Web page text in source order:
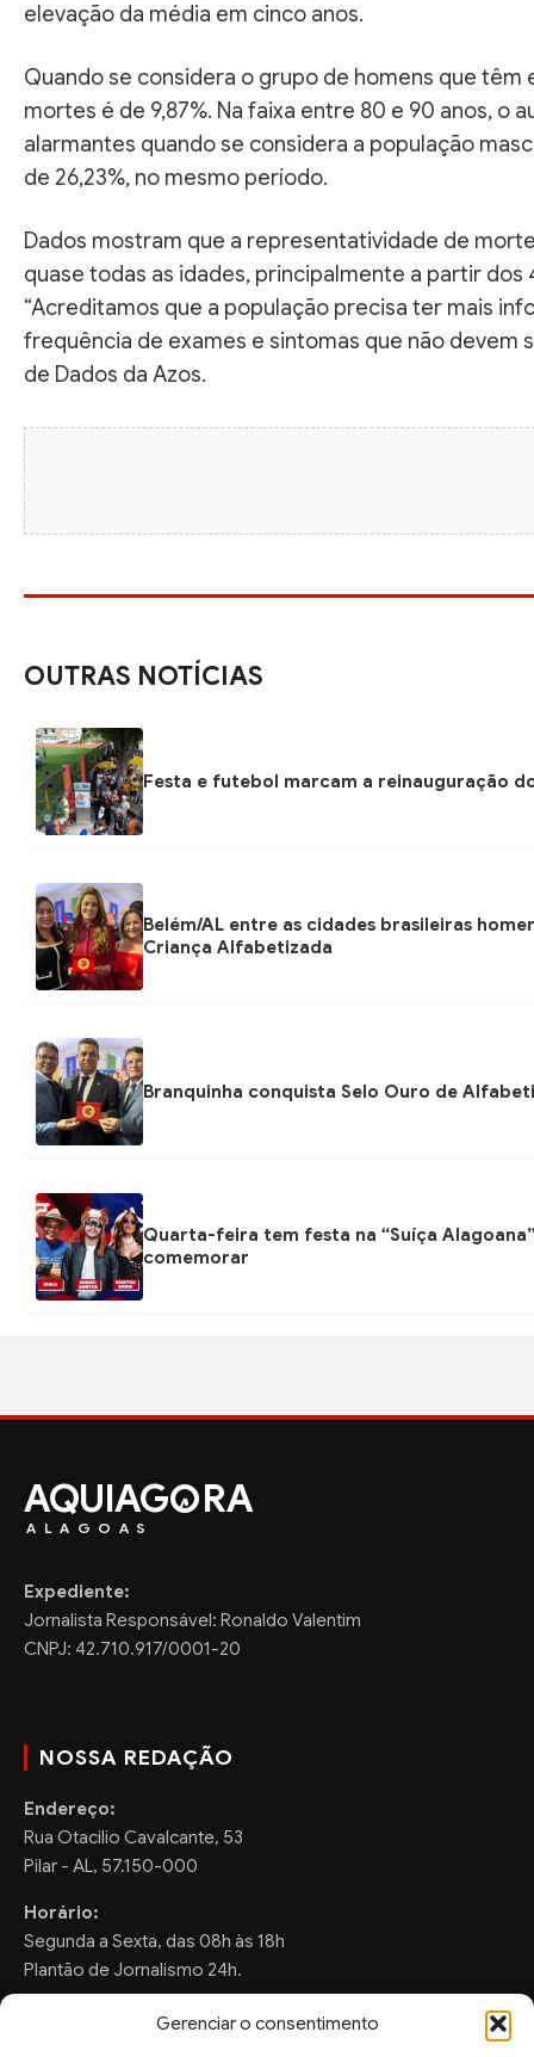
Gerenciar o consentimento
elevação da média em cinco anos.
Quando se considera o grupo de homens que
mortes é de 9,87%. Na faixa entre 80 e 90 anos, o
alarmantes quando se considera a população
de 26,23%, no mesmo período.
Dados mostram que a representatividade de
quase todas as idades, principalmente a partir
“Acreditamos que a população precisa ter mais
frequência de exames e sintomas que não devem
de Dados da Azos.
OUTRAS NOTÍCIAS
Festa e futebol marcam a reinauguração
Belém/AL entre as cidades brasileiras
Criança Alfabetizada
Branquinha conquista Selo Ouro de
Quarta-feira tem festa na “Suíça
comemorar
AQUIAG RA
ALAGOAS
Expediente:
Jornalista Responsável: Ronaldo Valentim
CNPJ: 42.710.917/0001-20
NOSSA REDAÇÃO
Endereço:
Rua Otacilio Cavalcante, 53
Pilar - AL, 57.150-000
Horário:
Segunda a Sexta, das 08h às 18h
Plantão de Jornalismo 24h.